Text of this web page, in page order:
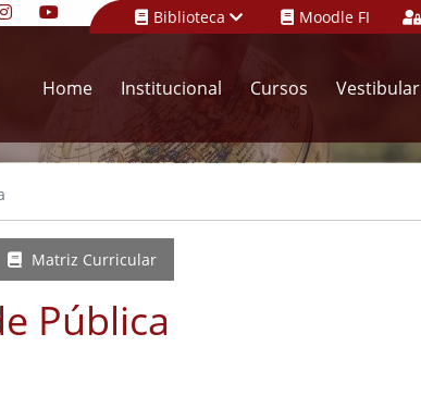
Biblioteca Moodle FI
Home Institucional Cursos Vestibular
Matriz Curricular
Pública